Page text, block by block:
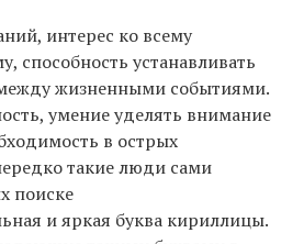
интерес ко всему
способность устанавливать
жизненными событиями.
умение уделять внимание
в острых
такие люди сами
поиске
и яркая буква кириллицы.